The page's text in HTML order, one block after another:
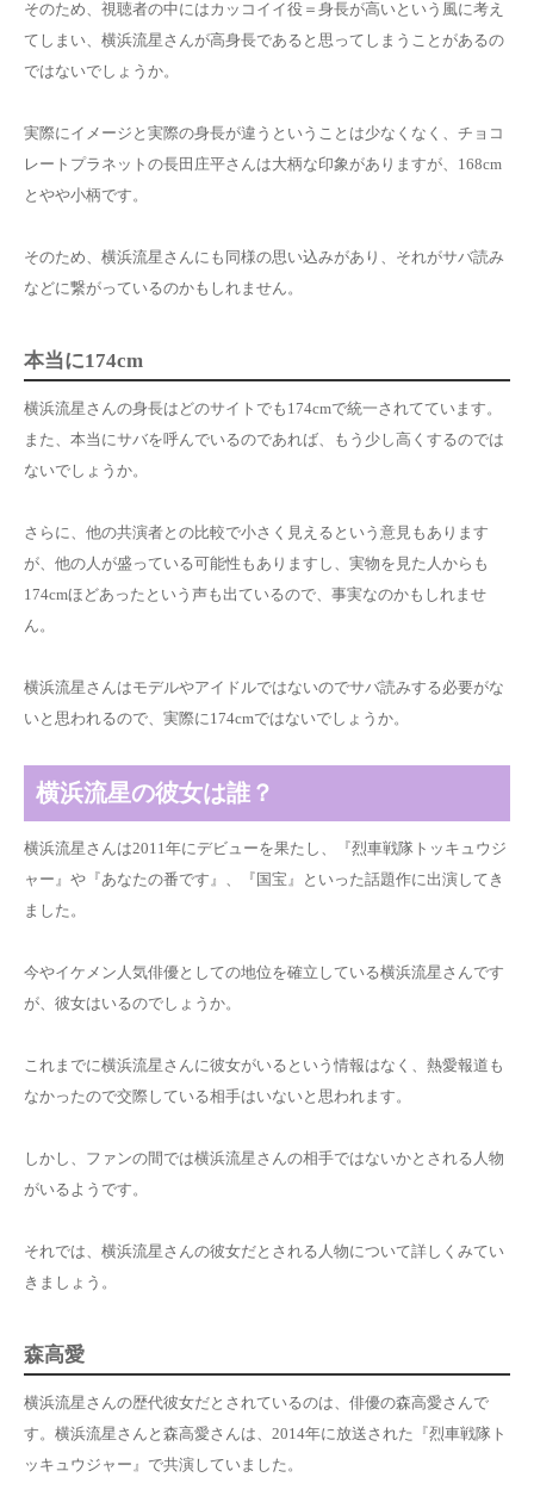
そのため、視聴者の中にはカッコイイ役＝身長が高いという風に考え
てしまい、横浜流星さんが高身長であると思ってしまうことがあるの
ではないでしょうか。
実際にイメージと実際の身長が違うということは少なくなく、チョコ
レートプラネットの長田庄平さんは大柄な印象がありますが、168cm
とやや小柄です。
そのため、横浜流星さんにも同様の思い込みがあり、それがサバ読み
などに繋がっているのかもしれません。
本当に174cm
横浜流星さんの身長はどのサイトでも174cmで統一されてています。
また、本当にサバを呼んでいるのであれば、もう少し高くするのでは
ないでしょうか。
さらに、他の共演者との比較で小さく見えるという意見もあります
が、他の人が盛っている可能性もありますし、実物を見た人からも
174cmほどあったという声も出ているので、事実なのかもしれませ
ん。
横浜流星さんはモデルやアイドルではないのでサバ読みする必要がな
いと思われるので、実際に174cmではないでしょうか。
横浜流星の彼女は誰？
横浜流星さんは2011年にデビューを果たし、『烈車戦隊トッキュウジ
ャー』や『あなたの番です』、『国宝』といった話題作に出演してき
ました。
今やイケメン人気俳優としての地位を確立している横浜流星さんです
が、彼女はいるのでしょうか。
これまでに横浜流星さんに彼女がいるという情報はなく、熱愛報道も
なかったので交際している相手はいないと思われます。
しかし、ファンの間では横浜流星さんの相手ではないかとされる人物
がいるようです。
それでは、横浜流星さんの彼女だとされる人物について詳しくみてい
きましょう。
森高愛
横浜流星さんの歴代彼女だとされているのは、俳優の森高愛さんで
す。横浜流星さんと森高愛さんは、2014年に放送された『烈車戦隊ト
ッキュウジャー』で共演していました。